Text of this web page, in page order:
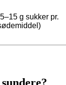
5–15 g sukker pr.